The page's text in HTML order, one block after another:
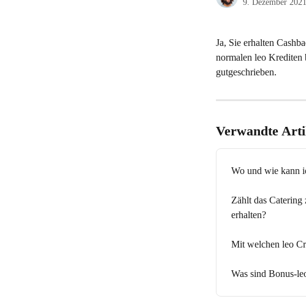
9. Dezember 2021
Ja, Sie erhalten
normalen leo
gutgeschrieben.
Verwandte
Wo und wie kann
Zählt das Catering
erhalten?
Mit welchen leo
Was sind Bonus-